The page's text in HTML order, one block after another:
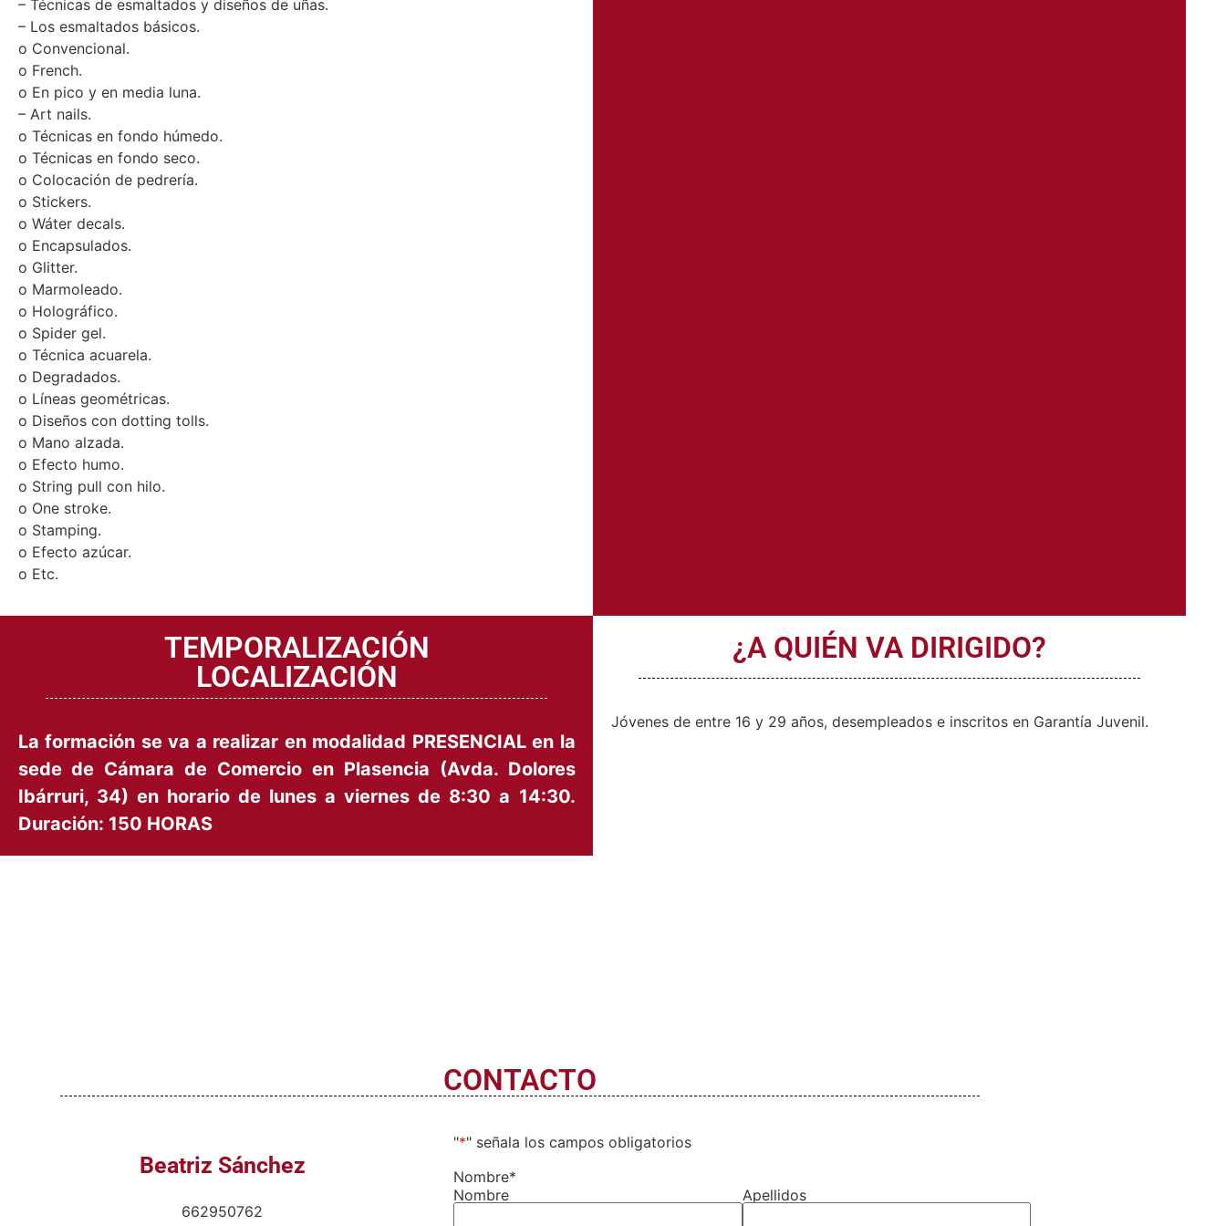
– Técnicas de esmaltados y diseños de uñas.
– Los esmaltados básicos.
o Convencional.
o French.
o En pico y en media luna.
– Art nails.
o Técnicas en fondo húmedo.
o Técnicas en fondo seco.
o Colocación de pedrería.
o Stickers.
o Wáter decals.
o Encapsulados.
o Glitter.
o Marmoleado.
o Holográfico.
o Spider gel.
o Técnica acuarela.
o Degradados.
o Líneas geométricas.
o Diseños con dotting tolls.
o Mano alzada.
o Efecto humo.
o String pull con hilo.
o One stroke.
o Stamping.
o Efecto azúcar.
TEMPORALIZACIÓN
LOCALIZACIÓN
La formación se va a realizar en modalidad PRESENCIAL en la
sede de Cámara de Comercio en Plasencia (Avda. Dolores
Ibárruri, 34) en horario de lunes a viernes de 8:30 a 14:30.
¿A QUIÉN VA DIRIGIDO?
CONTACTO
Nombre